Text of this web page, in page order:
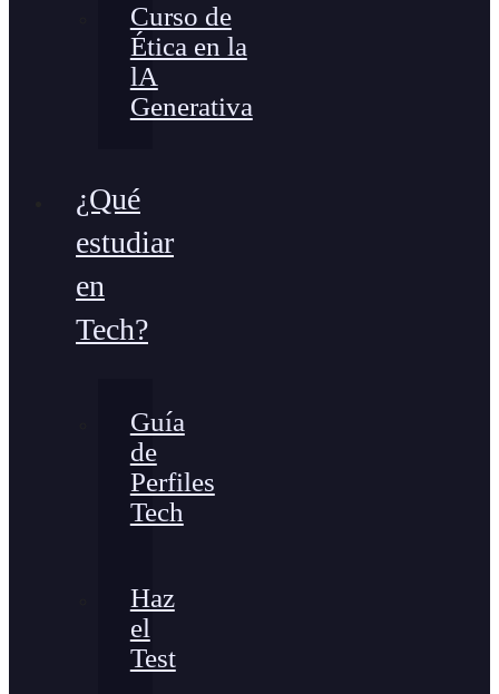
Curso de
Ética en la
lA
Generativa
¿Qué
estudiar
en
Tech?
Guía
de
Perfiles
Tech
Haz
el
Test